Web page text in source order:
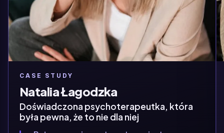
CASE STUDY
Natalia Łagodzka
Doświadczona psychoterapeutka, która
była pewna, że to nie dla niej